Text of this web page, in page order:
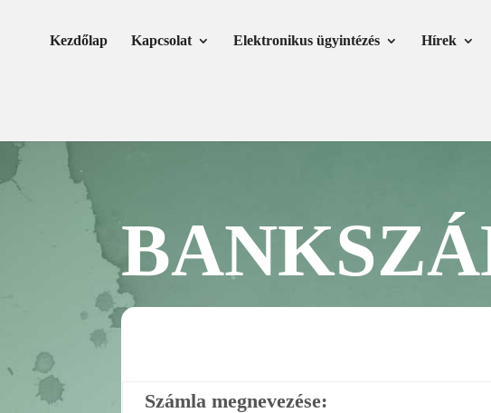
Kezdőlap Kapcsolat Elektronikus ügyintézés Hírek
Számla megnevezése: